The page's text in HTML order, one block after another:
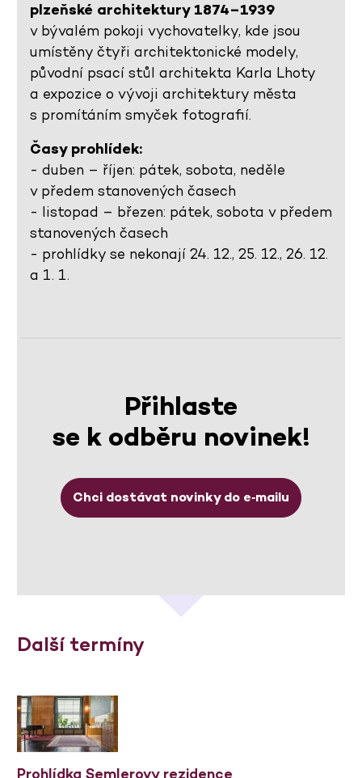
plzeňské architektury 1874–1939
v bývalém pokoji vychovatelky, kde jsou
umístěny čtyři architektonické modely,
původní psací stůl architekta Karla Lhoty
a expozice o vývoji architektury města
s promítáním smyček fotografií.
Časy prohlídek:
- duben – říjen: pátek, sobota, neděle
v předem stanovených časech
- listopad – březen: pátek, sobota v předem
stanovených časech
- prohlídky se nekonají 24. 12., 25. 12., 26. 12.
a 1. 1.
Přihlaste
se k odběru novinek!
Chci dostávat novinky do e‑mailu
Další termíny
Prohlídka Semlerovy rezidence